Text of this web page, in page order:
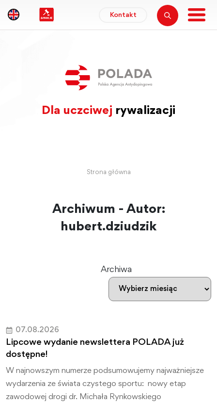
Kontakt
Dla uczciwej rywalizacji
Strona główna
Archiwum - Autor:
hubert.dziudzik
Archiwa
07.08.2026
Lipcowe wydanie newslettera POLADA już
dostępne!
W najnowszym numerze podsumowujemy najważniejsze
wydarzenia ze świata czystego sportu: nowy etap
zawodowej drogi dr. Michała Rynkowskiego